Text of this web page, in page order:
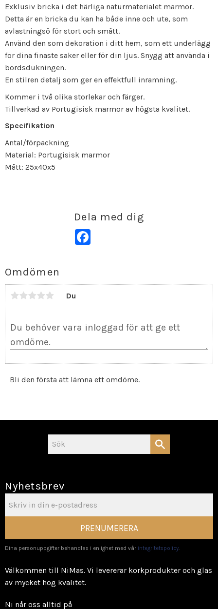
Exklusiv bricka i det härliga naturmaterialet marmor.
Detta är en bricka du kan ha både inne och ute, som
avlastningsö för stort och smått.
Använd den som dekoration i ditt hem, som ett underlägg
för dina finaste saker eller för din ljus. Snygg att använda i
bordsdukningen.
En stilren detalj som ger en effektfull inramning.
Kommer i två olika storlekar och färger.
Tillverkad av Portugisisk marmor av högsta kvalitet.
Specifikation
Antal/förpackning
Material: Portugisisk marmor
Mått: 25x40x5
Dela med dig
Omdömen
Du
Bli den första att lämna ett omdöme.
Nyhetsbrev
PRENUMERERA
Dina personuppgifter behandlas i enlighet med vår integritetspolicy.
Välkommen till NiMas. Vi levererar korkprodukter och glas
av mycket hög kvalitet.
Ni når oss alltid på